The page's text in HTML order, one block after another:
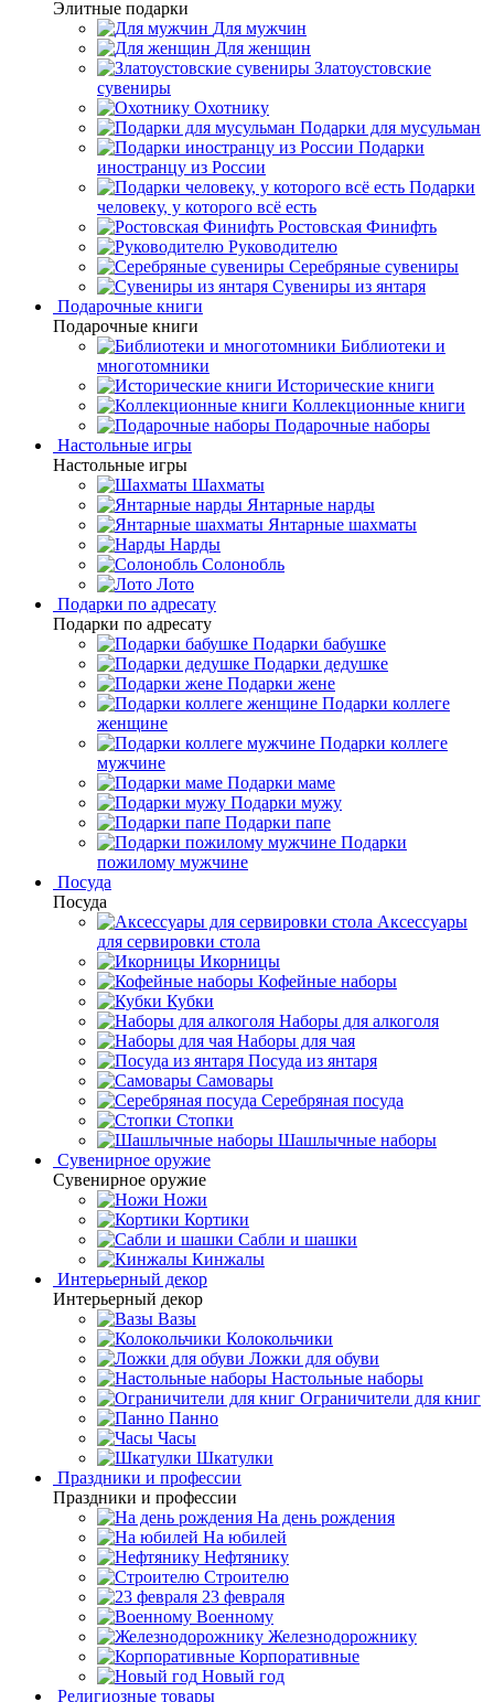
Элитные подарки
Для мужчин
Для женщин
Златоустовские
сувениры
Охотнику
Подарки для мусульман
Подарки
иностранцу из России
Подарки
человеку, у которого всё есть
Ростовская Финифть
Руководителю
Серебряные сувениры
Сувениры из янтаря
Подарочные книги
Подарочные книги
Библиотеки и
многотомники
Исторические книги
Коллекционные книги
Подарочные наборы
Настольные игры
Настольные игры
Шахматы
Янтарные нарды
Янтарные шахматы
Нарды
Солонобль
Лото
Подарки по адресату
Подарки по адресату
Подарки бабушке
Подарки дедушке
Подарки жене
Подарки коллеге
женщине
Подарки коллеге
мужчине
Подарки маме
Подарки мужу
Подарки папе
Подарки
пожилому мужчине
Посуда
Посуда
Аксессуары
для сервировки стола
Икорницы
Кофейные наборы
Кубки
Наборы для алкоголя
Наборы для чая
Посуда из янтаря
Самовары
Серебряная посуда
Стопки
Шашлычные наборы
Сувенирное оружие
Сувенирное оружие
Ножи
Кортики
Сабли и шашки
Кинжалы
Интерьерный декор
Интерьерный декор
Вазы
Колокольчики
Ложки для обуви
Настольные наборы
Ограничители для книг
Панно
Часы
Шкатулки
Праздники и профессии
Праздники и профессии
На день рождения
На юбилей
Нефтянику
Строителю
23 февраля
Военному
Железнодорожнику
Корпоративные
Новый год
Религиозные товары